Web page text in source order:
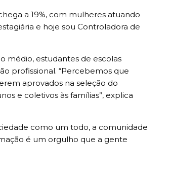
a 19%, com mulheres atuando
e hoje sou Controladora de
médio, estudantes de escolas
profissional. “Percebemos que
aprovados na seleção do
e coletivos às famílias”, explica
como um todo, a comunidade
é um orgulho que a gente